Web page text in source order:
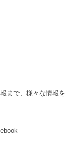
まで、様々な情報を